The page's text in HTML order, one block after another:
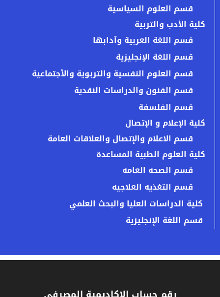
قسم العلوم السياسية
كلية الأدب والتربية
قسم اللغة العربية وآدابها
قسم اللغة الإنجليزية
قسم العلوم النفسية والتربوية والأجتماعية
قسم الفنون والدراسات النقدية
قسم الفلسفة
كلية الإعلام و الإتصال
قسم الاعلام والإتصال والعلاقات العامة
كلية العلوم الطبية المساعدة
قسم الصحه العامه
قسم التغذيه العلاجيه
كلية الدراسات العليا والبحث العلمي
قسم اللغة الإنجليزية